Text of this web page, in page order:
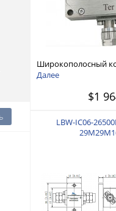
Широкополосный
изолятор 45 ГГц - 50
Далее
$1
LBW-IC06-